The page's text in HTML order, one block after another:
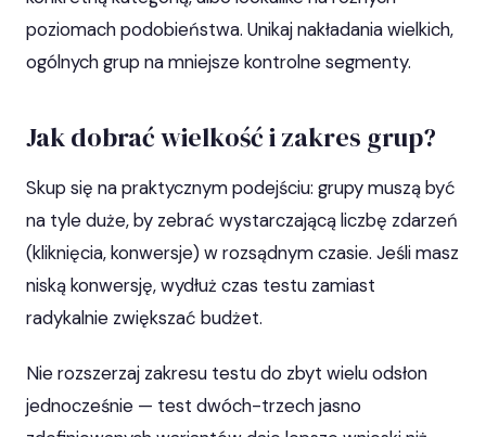
poziomach podobieństwa. Unikaj nakładania wielkich,
ogólnych grup na mniejsze kontrolne segmenty.
Jak dobrać wielkość i zakres grup?
Skup się na praktycznym podejściu: grupy muszą być
na tyle duże, by zebrać wystarczającą liczbę zdarzeń
(kliknięcia, konwersje) w rozsądnym czasie. Jeśli masz
niską konwersję, wydłuż czas testu zamiast
radykalnie zwiększać budżet.
Nie rozszerzaj zakresu testu do zbyt wielu odsłon
jednocześnie — test dwóch-trzech jasno